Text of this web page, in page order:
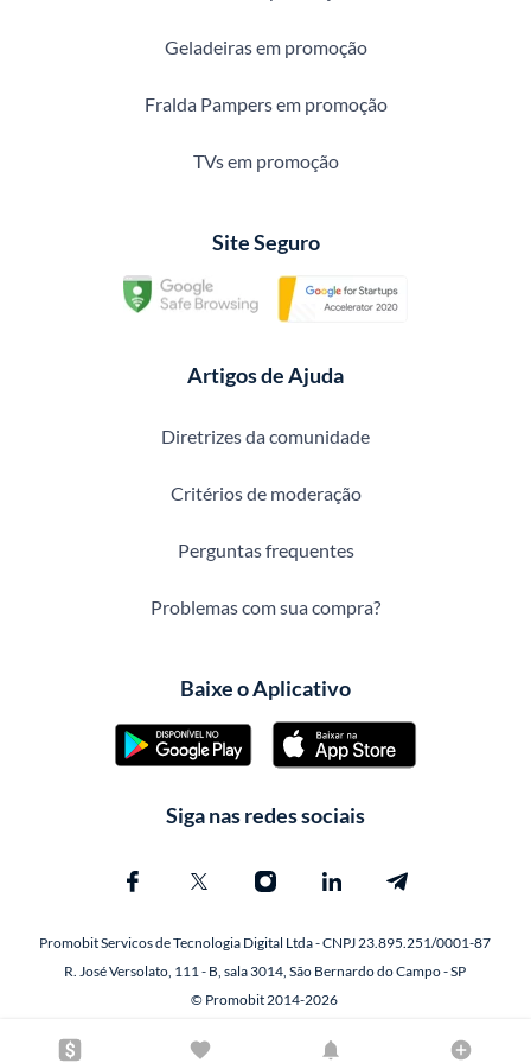
Geladeiras em promoção
Fralda Pampers em promoção
TVs em promoção
Site Seguro
Artigos de Ajuda
Diretrizes da comunidade
Critérios de moderação
Perguntas frequentes
Problemas com sua compra?
Baixe o Aplicativo
Siga nas redes sociais
Promobit Servicos de Tecnologia Digital Ltda - CNPJ 23.895.251/0001-87
R. José Versolato, 111 - B, sala 3014, São Bernardo do Campo - SP
© Promobit 2014-2026